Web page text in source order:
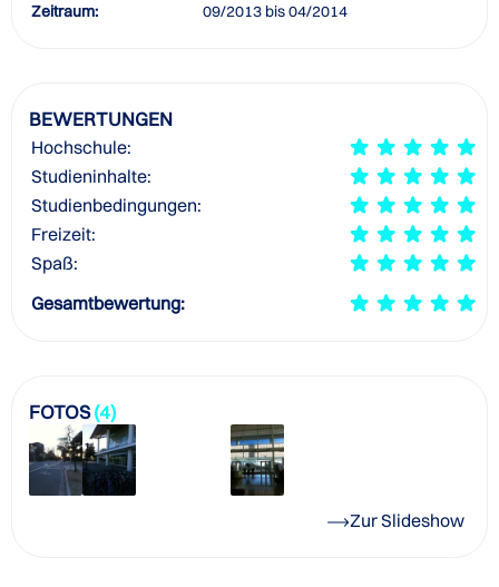
Zeitraum:
09/2013 bis 04/2014
BEWERTUNGEN
Hochschule:
Studieninhalte:
Studienbedingungen:
Freizeit:
Spaß:
Gesamtbewertung:
FOTOS(4)
Zur Slideshow